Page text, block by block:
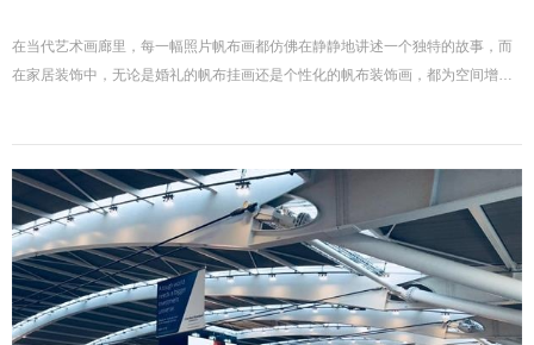
在当代艺术画廊里，每一幅照片帆布画都仿佛在静静地讲述一个独特的故事，而
在家居装饰中，无论是婚礼的帆布挂画还是个性化的帆布装饰画，都为空间增添